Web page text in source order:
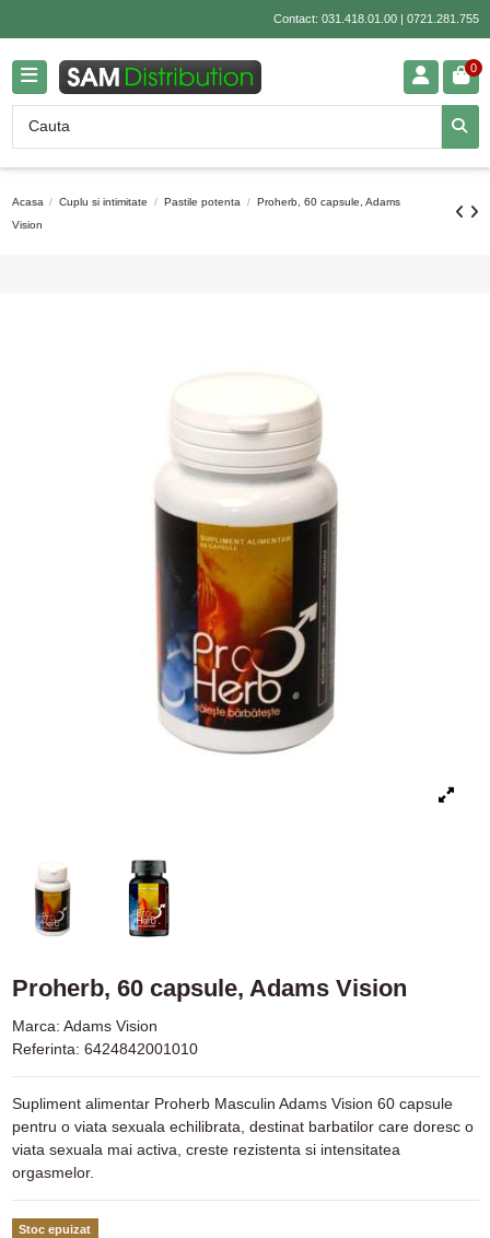
Contact: 031.418.01.00| 0721.281.755
0
Acasa Cuplu si intimitate Pastile potenta
Proherb, 60 capsule, Adams
Vision
Proherb, 60 capsule, Adams Vision
Marca: Adams Vision
Referinta: 6424842001010
Supliment alimentar Proherb Masculin Adams Vision 60 capsule
pentru o viata sexuala echilibrata, destinat barbatilor care doresc o
viata sexuala mai activa, creste rezistenta si intensitatea
orgasmelor.
Stoc epuizat